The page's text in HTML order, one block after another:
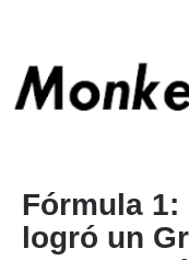
Fórmula
logró un